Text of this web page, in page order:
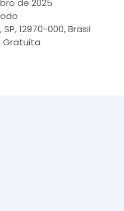
de 2025
12970-000, Brasil
Gratuita